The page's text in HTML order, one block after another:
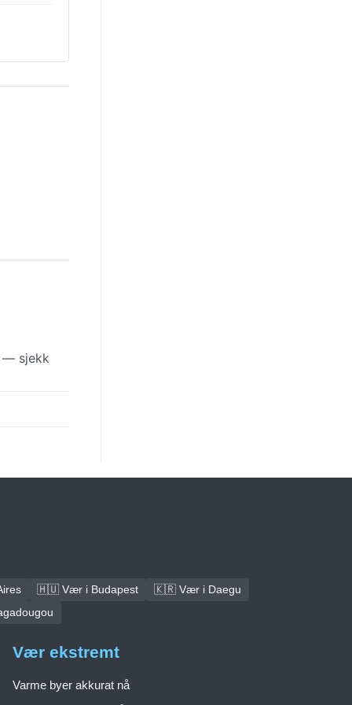
— sjekk
🇭🇺 Vær i Budapest
🇰🇷 Vær i Daegu
Vær ekstremt
Varme byer akkurat nå